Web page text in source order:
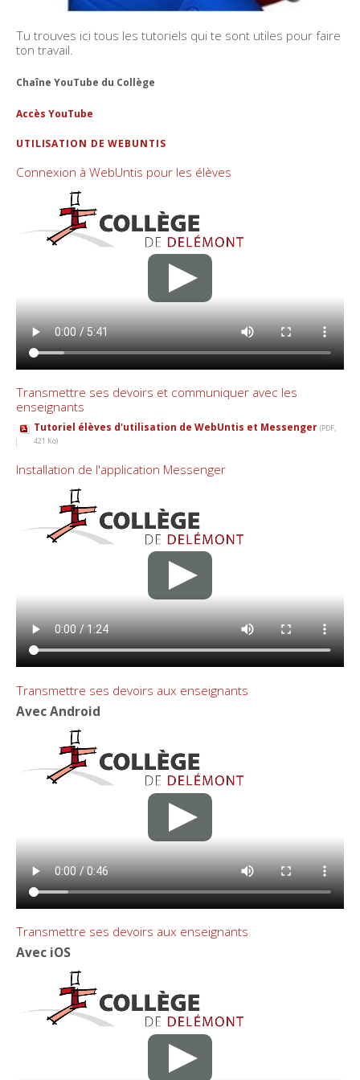
Tu trouves ici tous les tutoriels qui te sont utiles pour faire
ton travail.
Chaîne YouTube du Collège
Accès YouTube
UTILISATION DE WEBUNTIS
Connexion à WebUntis pour les élèves
Transmettre ses devoirs et communiquer avec les
enseignants
Tutoriel élèves d'utilisation de WebUntis et Messenger (PDF,
421 Ko)
Installation de l'application Messenger
Transmettre ses devoirs aux enseignants
Avec Android
Transmettre ses devoirs aux enseignants
Avec iOS